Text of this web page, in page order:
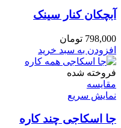
آبچکان کنار سینک
798,000 تومان
افزودن به سبد خرید
فروخته شده
مقايسه
نمایش سریع
جا اسکاجی چند کاره